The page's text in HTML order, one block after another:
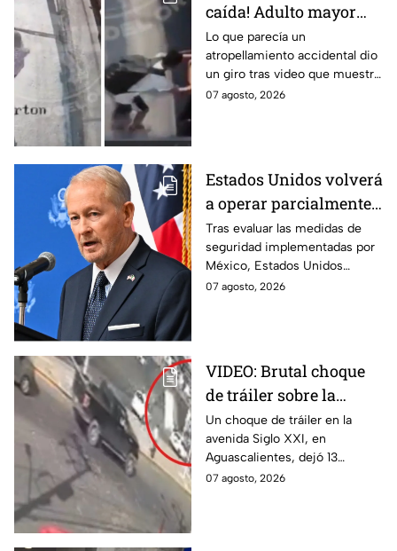
caída! Adulto mayor
muere atropellado por
tráiler; joven lo empujó
en Monterrey
Lo que parecía un
atropellamiento accidental dio
un giro tras video que muestra
cómo un joven empujó a
07 agosto, 2026
Estados Unidos volverá
a operar parcialmente
en Michoacán tras
suspensión por
motivos de seguridad
Tras evaluar las medidas de
seguridad implementadas por
México, Estados Unidos
reanudará parcialmente sus
07 agosto, 2026
VIDEO: Brutal choque
de tráiler sobre la
avenida Siglo XXI en
Aguascalientes deja
varios heridos y
destrozos
Un choque de tráiler en la
avenida Siglo XXI, en
Aguascalientes, dejó 13
heridos y varios vehículos
07 agosto, 2026